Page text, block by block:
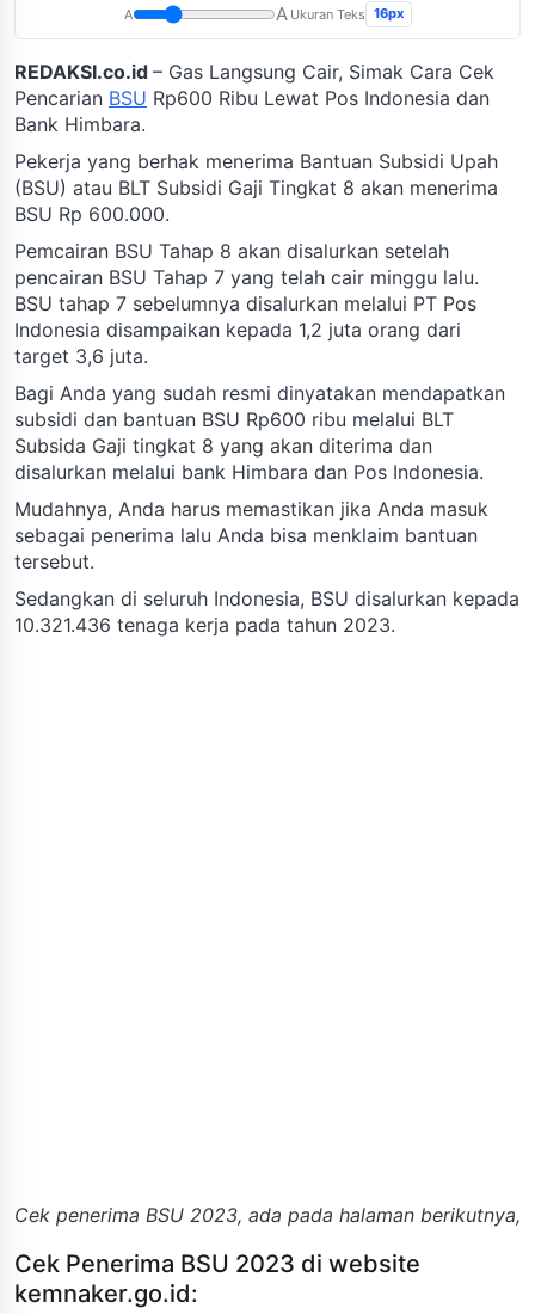
A A Ukuran Teks 16px
REDAKSI.co.id – Gas Langsung Cair, Simak Cara Cek
Pencarian BSU Rp600 Ribu Lewat Pos Indonesia dan
Bank Himbara.
Pekerja yang berhak menerima Bantuan Subsidi Upah
(BSU) atau BLT Subsidi Gaji Tingkat 8 akan menerima
BSU Rp 600.000.
Pemcairan BSU Tahap 8 akan disalurkan setelah
pencairan BSU Tahap 7 yang telah cair minggu lalu.
BSU tahap 7 sebelumnya disalurkan melalui PT Pos
Indonesia disampaikan kepada 1,2 juta orang dari
target 3,6 juta.
Bagi Anda yang sudah resmi dinyatakan mendapatkan
subsidi dan bantuan BSU Rp600 ribu melalui BLT
Subsida Gaji tingkat 8 yang akan diterima dan
disalurkan melalui bank Himbara dan Pos Indonesia.
Mudahnya, Anda harus memastikan jika Anda masuk
sebagai penerima lalu Anda bisa menklaim bantuan
tersebut.
Sedangkan di seluruh Indonesia, BSU disalurkan kepada
10.321.436 tenaga kerja pada tahun 2023.
Cek penerima BSU 2023, ada pada halaman berikutnya,
Cek Penerima BSU 2023 di website
kemnaker.go.id: